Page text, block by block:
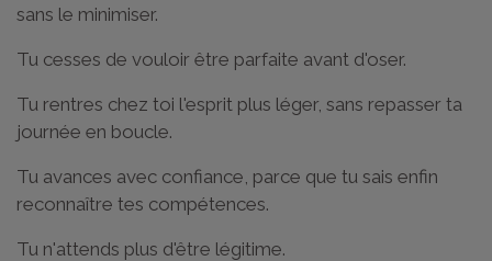
sans le minimiser.
Tu cesses de vouloir être parfaite avant d'oser.
Tu rentres chez toi l'esprit plus léger, sans repasser ta
journée en boucle.
Tu avances avec confiance, parce que tu sais enfin
reconnaître tes compétences.
Tu n'attends plus d'être légitime.